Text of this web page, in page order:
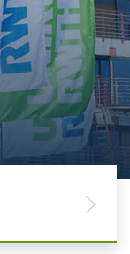
Stiftung
. Es gesund zu
der Medizin.
Next